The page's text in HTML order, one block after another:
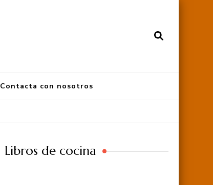
Contacta con nosotros
Libros de cocina